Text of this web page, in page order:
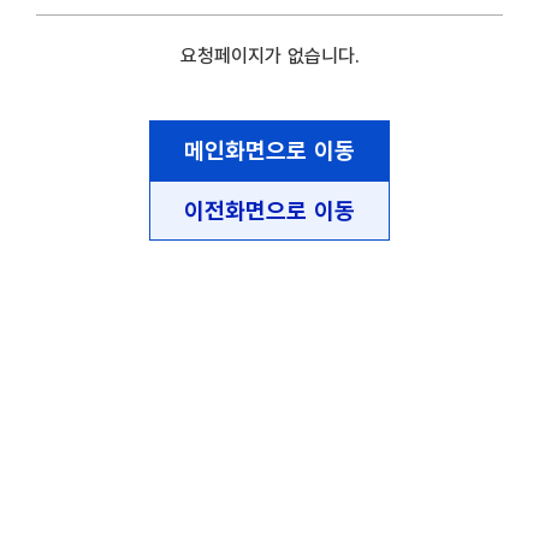
요청페이지가 없습니다.
메인화면으로 이동
이전화면으로 이동